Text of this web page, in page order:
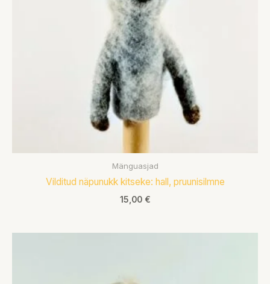
Mänguasjad
Vilditud näpunukk kitseke: hall, pruunisilmne
15,00 €